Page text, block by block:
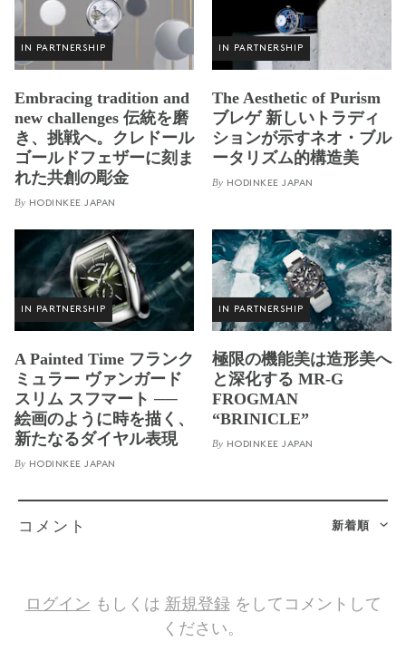
IN PARTNERSHIP
Embracing tradition and
new challenges 伝統を磨
き、挑戦へ。クレドール
ゴールドフェザーに刻ま
れた共創の彫金
By HODINKEE JAPAN
IN PARTNERSHIP
The Aesthetic of Purism
ブレゲ 新しいトラディ
ションが示すネオ・ブル
ータリズム的構造美
By HODINKEE JAPAN
IN PARTNERSHIP
A Painted Time フランク
ミュラー ヴァンガード
スリム スフマート ──
絵画のように時を描く、
新たなるダイヤル表現
By HODINKEE JAPAN
IN PARTNERSHIP
極限の機能美は造形美へ
と深化する MR-G
FROGMAN
“BRINICLE”
By HODINKEE JAPAN
新着順
コメント
ログイン もしくは 新規登録をしてコメントして
ください。